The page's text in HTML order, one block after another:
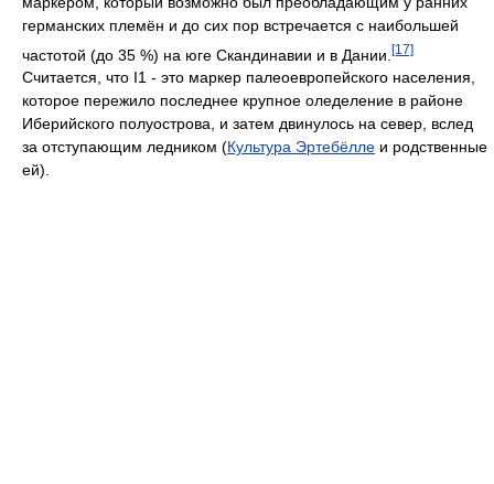
германских племён и до сих пор встречается с наибольшей
частотой (до 35 %) на юге Скандинавии и в Дании. [17]
Считается, что I1 - это маркер палеоевропейского населения,
которое пережило последнее крупное оледеление в районе
Иберийского полуострова, и затем двинулось на север, вслед
за отступающим ледником (Культура Эртебёлле и родственные
ей).